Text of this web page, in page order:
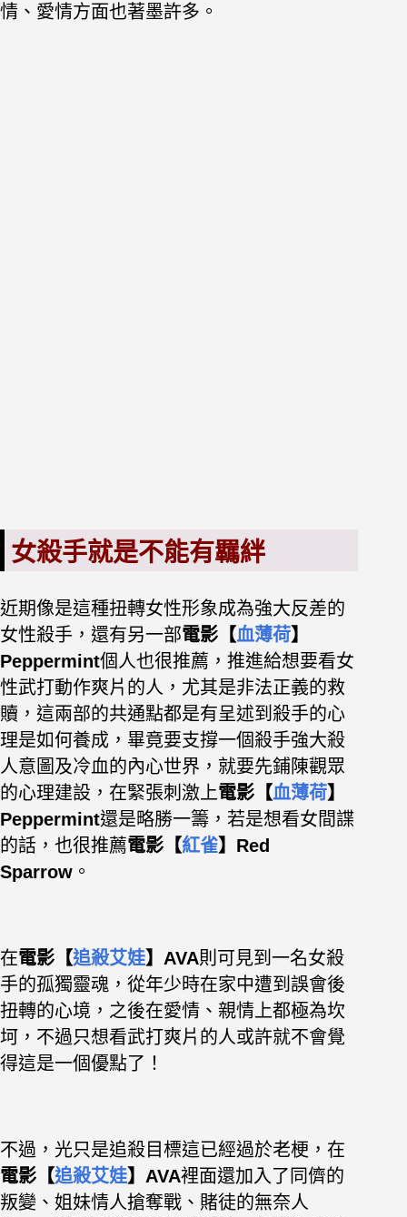
情、愛情方面也著墨許多。
女殺手就是不能有羈絆
近期像是這種扭轉女性形象成為強大反差的
女性殺手，還有另一部電影【血薄荷】
Peppermint個人也很推薦，推進給想要看女
性武打動作爽片的人，尤其是非法正義的救
贖，這兩部的共通點都是有呈述到殺手的心
理是如何養成，畢竟要支撐一個殺手強大殺
人意圖及冷血的內心世界，就要先鋪陳觀眾
的心理建設，在緊張刺激上電影【血薄荷】
Peppermint還是略勝一籌，若是想看女間諜
的話，也很推薦電影【紅雀】Red
Sparrow 。
在電影【追殺艾娃】AVA則可見到一名女殺
手的孤獨靈魂，從年少時在家中遭到誤會後
扭轉的心境，之後在愛情、親情上都極為坎
坷，不過只想看武打爽片的人或許就不會覺
得這是一個優點了！
不過，光只是追殺目標這已經過於老梗，在
電影【追殺艾娃】AVA裡面還加入了同儕的
叛變、姐妹情人搶奪戰、賭徒的無奈人